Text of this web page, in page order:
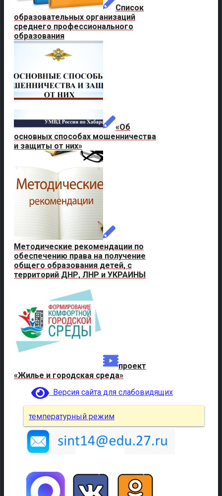
Список
образовательных организаций
среднего профессионального
образования
«Об
основных способах мошенничества
и защиты от них»
Методические рекомендации по
обеспечению права на получение
общего образования детей, с
территорий ДНР, ЛНР и УКРАИНЫ
проект
«Жилье и городская среда»
Версия сайта для слабовидящих
температурный режим